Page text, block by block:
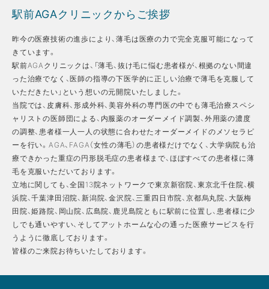
駅前AGAクリニックからご挨拶
昨今の医療技術の進歩により、薄毛は医療の力で完全克服可能になって
きています。
駅前AGAクリニックは、「薄毛、抜け毛に悩む患者様が、根拠のない間違
った治療でなく、医師の指導の下医学的に正しい治療で薄毛を克服して
いただきたい」という想いの元開院いたしました。
当院では、皮膚科、形成外科、美容外科の専門医の中でも薄毛治療スペシ
ャリストの医師団による、内服薬のオーダーメイド調製、外用薬の濃度
の調整、患者様一人一人の状態に合わせたオーダーメイドのメソセラピ
ーを行い。AGA、FAGA（女性の薄毛）の患者様だけでなく、大学病院も治
療できかった重症の円形脱毛症の患者様まで、ほぼすべての患者様に薄
毛を克服いただいております。
立地に関しても、全国13院ネットワークで東京新宿院、東京北千住院、横
浜院、千葉津田沼院、新潟院、金沢院、三重四日市院、京都烏丸院、大阪梅
田院、姫路院、岡山院、広島院、鹿児島院ともに駅前に位置し、患者様に少
しでも通いやすい、そしてアットホームな心の通った医療サービスを行
うように徹底しております。
皆様のご来院お待ちいたしております。